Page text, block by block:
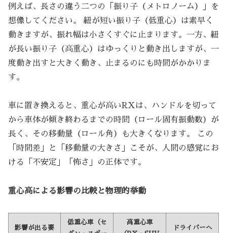
例えば、長さの違う二つの「振り子（メトロノーム）」を
想像してください。 紐が短い振り子（低重心）は素早く
動きますが、振れ幅は小さくすぐに止まります。一方、紐
が長い振り子（高重心）はゆっくりと動き出しますが、一
度動き出すと大きく動き、止まるのにも時間がかかりま
す。
車に置き換えると、重心が高いRXは、ハンドルを切って
から車体が傾き終わるまでの時間（ロール固有振動数）が
長く、その移動量（ロール角）も大きくなります。 この
「時間差」と「移動量の大きさ」こそが、人間の感覚にお
ける「不安定」「怖さ」の正体です。
重心高による影響の比較と物理的挙動
影響が出る要
低重心車（セ
高重心車
ドライバーへ